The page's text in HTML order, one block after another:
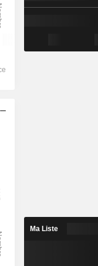
Ma Liste